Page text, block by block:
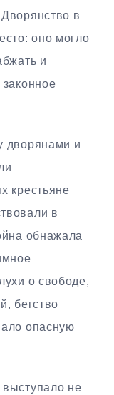
в
оно могло
и
законное
дворянами и
крестьяне
в
обнажала
о свободе,
бегство
опасную
не